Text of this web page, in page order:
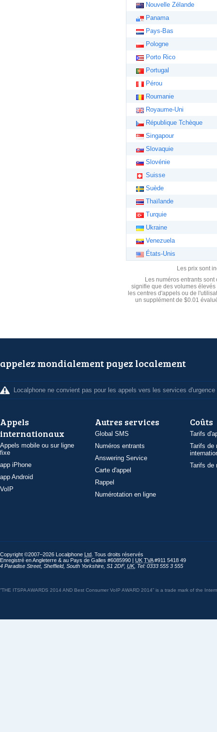
Nouvelle Zélande
Panama
Pays-Bas
Pologne
Porto Rico
Portugal
Pérou
Roumanie
Royaume-Uni
République Tchèque
Singapour
Slovaquie
Slovénie
Suisse
Suède
Thaïlande
Turquie
Ukraine
Venezuela
États-Unis
Les prix sont
Les numéros entrants
signifie que des volumes
les centres d'appels ou de
un supplément de $0.01
appelez mondialement payez localement
Localphone ne convient pas pour les appels vers les services d'urgence
Appels
internationaux
Appels mobile ou sur ligne
fixe
app iPhone
app Android
VoIP
Autres services
Global SMS
Numéros entrants
Answering Service
Carte d'appel
Rappel
Numérotation en ligne
Coûts
Tarifs
Tarifs de
Tarifs de
Copyright ©2007–2026 Localphone Ltd . Tous droits réservés
Enregistré en Angleterre & au Pays de Galles #6085990 | UK TVA#911 5418 49
4 Paradise Street, Sheffield, South Yorkshire S1 2DF, UK, Tel: 0333 555 3 555
“THE ITSPA AWARDS 2014 AND Best Consumer VoIP AWARD 2014” is a trade mark of the